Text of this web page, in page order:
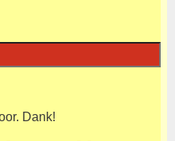
Dank!